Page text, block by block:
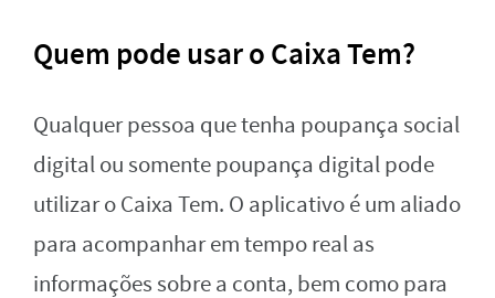
Quem pode usar o Caixa Tem?
Qualquer pessoa que tenha poupança social
digital ou somente poupança digital pode
utilizar o Caixa Tem. O aplicativo é um aliado
para acompanhar em tempo real as
informações sobre a conta, bem como para